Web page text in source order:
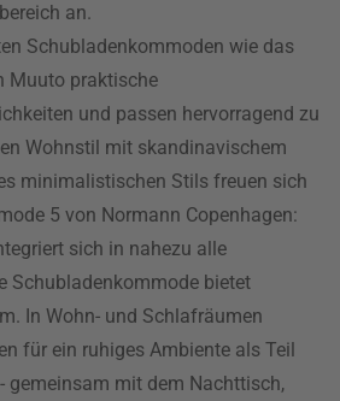
an.
Schubladenkommoden wie das
Muuto praktische
und passen hervorragend zu
Wohnstil mit skandinavischem
minimalistischen Stils freuen sich
5 von Normann Copenhagen:
sich in nahezu alle
Schubladenkommode bietet
In Wohn- und Schlafräumen
für ein ruhiges Ambiente als Teil
gemeinsam mit dem Nachttisch,